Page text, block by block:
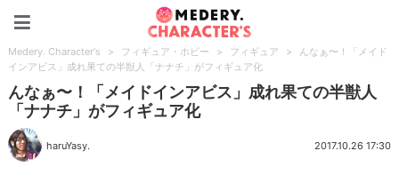
Medery. Character's > フィギュア・ホビー > フィギュア >
んなぁ〜！「メイド
インアビス」成れ果ての半獣人「ナナチ」がフィギュア化
んなぁ〜！「メイドインアビス」成れ果ての半獣人
「ナナチ」がフィギュア化
haruYasy. 2017.10.26 17:30